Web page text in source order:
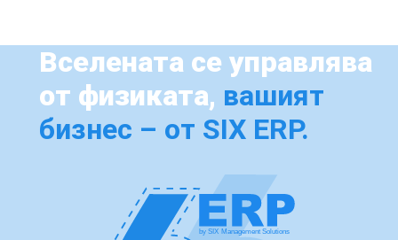
Вселената се управлява
от физиката, вашият
бизнес – от SIX ERP.